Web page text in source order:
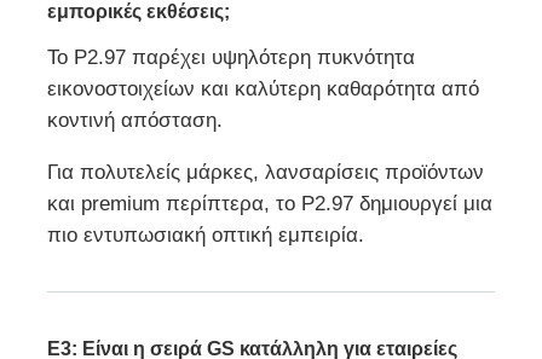
εμπορικές εκθέσεις;
Το P2.97 παρέχει υψηλότερη πυκνότητα
εικονοστοιχείων και καλύτερη καθαρότητα από
κοντινή απόσταση.
Για πολυτελείς μάρκες, λανσαρίσεις προϊόντων
και premium περίπτερα, το P2.97 δημιουργεί μια
πιο εντυπωσιακή οπτική εμπειρία.
Ε3: Είναι η σειρά GS κατάλληλη για εταιρείες